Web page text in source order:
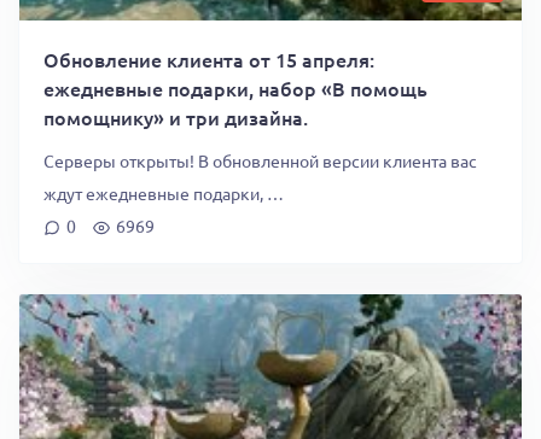
Обновление клиента от 15 апреля:
ежедневные подарки, набор «В помощь
помощнику» и три дизайна.
Серверы открыты! В обновленной версии клиента вас
ждут ежедневные подарки, …
0
6969